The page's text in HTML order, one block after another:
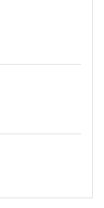
において，現在は抗原
ナー
と治療―経過観
症および肺高